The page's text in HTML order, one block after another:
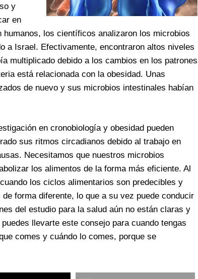
y
en
los científicos analizaron los microbios
a Israel. Efectivamente, encontraron altos niveles
multiplicado debido a los cambios en los patrones
está relacionada con la obesidad. Unas
de nuevo y sus microbios intestinales habían
en cronobiología y obesidad pueden
sus ritmos circadianos debido al trabajo en
Necesitamos que nuestros microbios
los alimentos de la forma más eficiente. Al
los ciclos alimentarios son predecibles y
forma diferente, lo que a su vez puede conducir
del estudio para la salud aún no están claras y
llevarte este consejo para cuando tengas
comes y cuándo lo comes, porque se